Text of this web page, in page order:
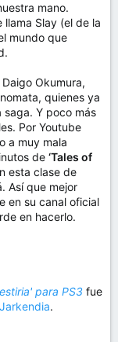
mano.
Slay (el de la
mundo que
Okumura,
quienes ya
saga. Y poco más
Por Youtube
a muy mala
de ‘Tales of
esta clase de
Así que mejor
en su canal oficial
en hacerlo.
para PS3 fue
Jarkendia.